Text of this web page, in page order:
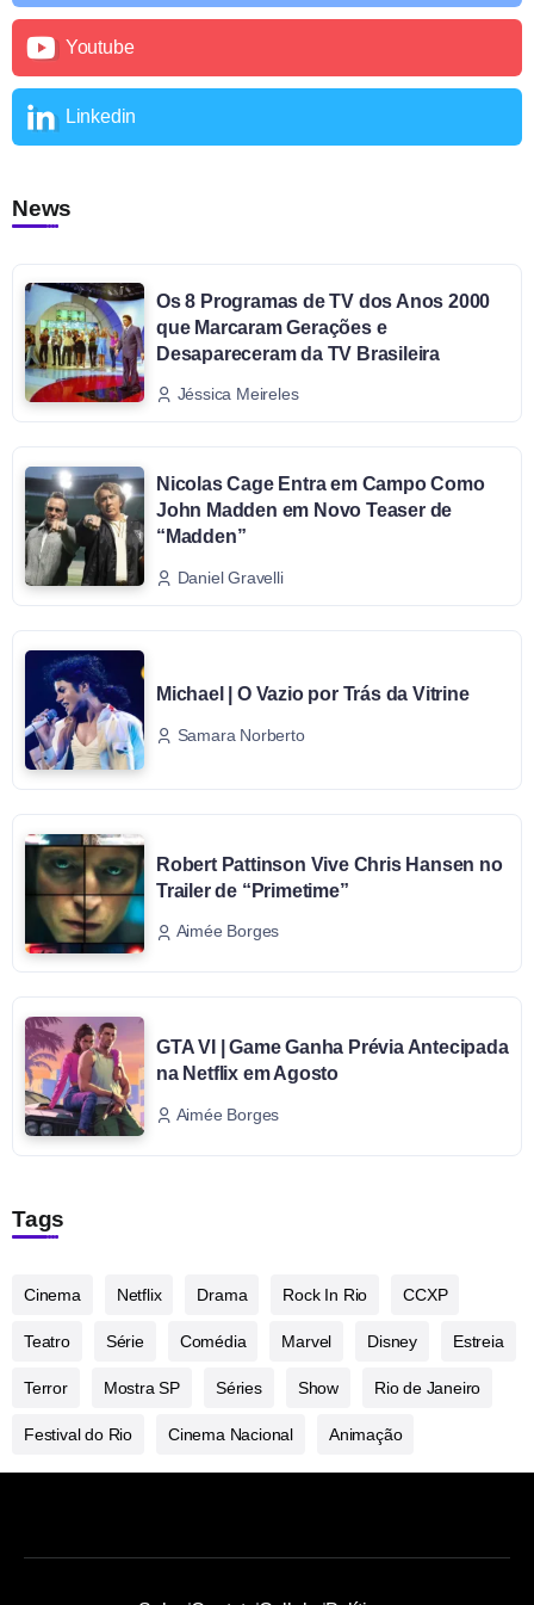
Youtube
Linkedin
News
Os 8 Programas de TV dos Anos 2000
que Marcaram Gerações e
Desapareceram da TV Brasileira
Jéssica Meireles
Nicolas Cage Entra em Campo Como
John Madden em Novo Teaser de
“Madden”
Daniel Gravelli
Michael | O Vazio por Trás da Vitrine
Samara Norberto
Robert Pattinson Vive Chris Hansen no
Trailer de “Primetime”
Aimée Borges
GTA VI | Game Ganha Prévia Antecipada
na Netflix em Agosto
Aimée Borges
Tags
Cinema Netflix Drama Rock In Rio CCXP
Teatro Série Comédia Marvel Disney Estreia
Terror Mostra SP Séries Show Rio de Janeiro
Festival do Rio Cinema Nacional Animação